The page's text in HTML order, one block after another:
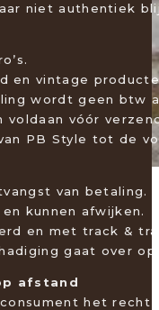
niet authentiek
en vintage
wordt geen
vóór
PB Style tot de
van betaling.
kunnen afwijken.
en met track &
gaat over
afstand
het